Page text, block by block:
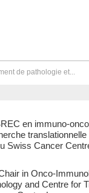
de pathologie et...
en immuno-
Swiss Cancer
in Onco-
and Centre for